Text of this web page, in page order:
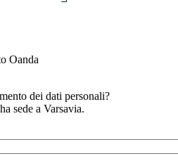
Oanda
dei dati personali?
sede a Varsavia.